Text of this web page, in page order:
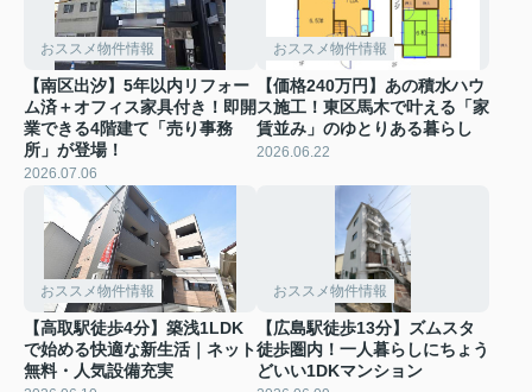
おススメ物件情報
【南区出汐】5年以内リフォー
ム済＋オフィス家具付き！即開
業できる4階建て「売り事務
所」が登場！
2026.07.06
おススメ物件情報
【価格240万円】あの積水ハウ
ス施工！東区馬木で叶える「家
賃並み」のゆとりある暮らし
2026.06.22
おススメ物件情報
【高取駅徒歩4分】築浅1LDK
で始める快適な新生活｜ネット
無料・人気設備充実
おススメ物件情報
【広島駅徒歩13分】ズムスタ
徒歩圏内！一人暮らしにちょう
どいい1DKマンション